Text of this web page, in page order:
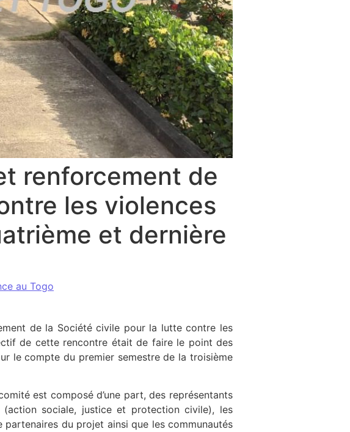
renforcement de
les violences
et dernière
au Togo
de la Société civile pour la lutte contre les
de cette rencontre était de faire le point des
le compte du premier semestre de la troisième
est composé d’une part, des représentants
sociale, justice et protection civile), les
du projet ainsi que les communautés